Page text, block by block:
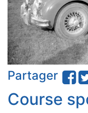
Partager
Course